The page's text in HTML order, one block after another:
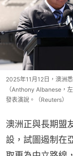
2025年11月12日，澳洲
（Anthony Albanese，
發表演說。（Reuters）
澳洲正與長期盟
設，試圖遏制在